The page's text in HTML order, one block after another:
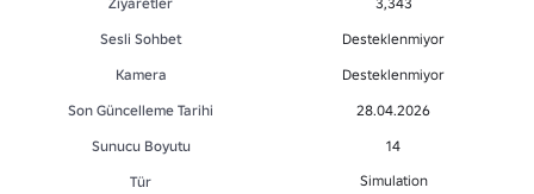
Sesli Sohbet
Desteklenmiyor
Kamera
Desteklenmiyor
Son Güncelleme Tarihi
28.04.2026
Sunucu Boyutu
14
Tür
Simulation